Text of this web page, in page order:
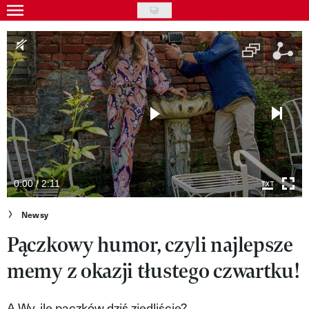
Skip
to
main
content
Gwiazdy
Ludzie
Moda
Uroda
Styl życia
Kultura
Wideo
Nasze akcje
VIVA!ART
0:00 / 2:11
Newsy
Pączkowy humor, czyli najlepsze
memy z okazji tłustego czwartku!